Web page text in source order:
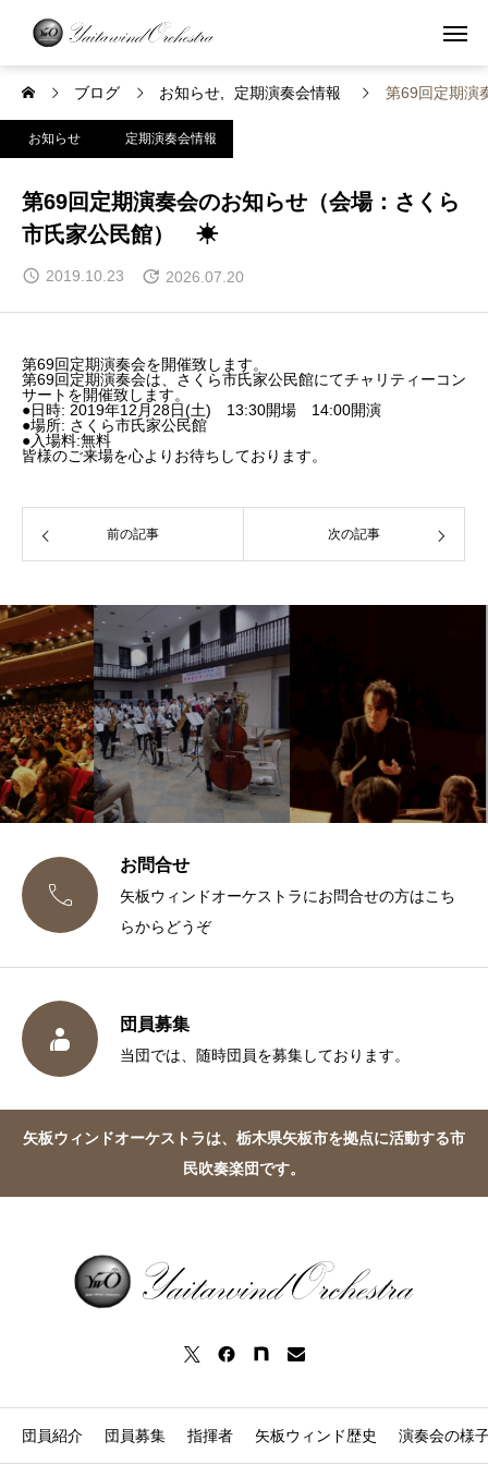
ブログ お知らせ 定期演奏会情報 第69回定期演
お知らせ 定期演奏会情報
第69回定期演奏会のお知らせ（会場：さくら
市氏家公民館） ☀
2019.10.23 2026.07.20
第69回定期演奏会を開催致します。
第69回定期演奏会は、さくら市氏家公民館にてチャリティーコン
サートを開催致します。
●日時: 2019年12月28日(土) 13:30開場 14:00開演
●場所: さくら市氏家公民館
●入場料:無料
皆様のご来場を心よりお待ちしております。
前の記事 次の記事

お問合せ
矢板ウィンドオーケストラにお問合せの方はこち
らからどうぞ
 団員募集
当団では、随時団員を募集しております。
矢板ウィンドオーケストラは、栃木県矢板市を拠点に活動する市
民吹奏楽団です。
団員紹介 団員募集 指揮者 矢板ウィンド歴史 演奏会の様